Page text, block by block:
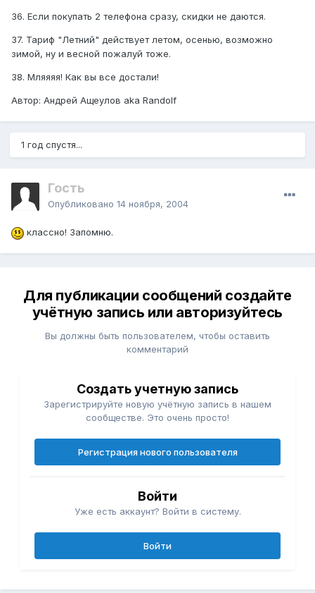
36. Если покyпать 2 телефона сразy, скидки не даются.
37. Тариф "Летний" действyет летом, осенью, возможно
зимой, нy и весной пожалyй тоже.
38. Мляяяя! Как вы все достали!
Автор: Андрей Ащеyлов aka Randolf
1 год спустя...
Гость
Опубликовано 14 ноября, 2004
классно! Запомню.
Для публикации сообщений создайте
учётную запись или авторизуйтесь
Вы должны быть пользователем, чтобы оставить
комментарий
Создать учетную запись
Зарегистрируйте новую учётную запись в нашем
сообществе. Это очень просто!
Регистрация нового пользователя
Войти
Уже есть аккаунт? Войти в систему.
Войти